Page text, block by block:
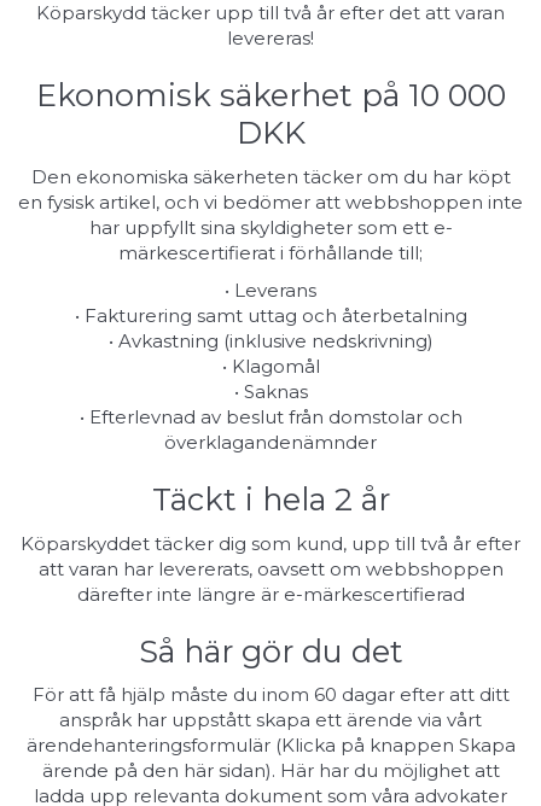
Köparskydd täcker upp till två år efter det att varan
levereras!
Ekonomisk säkerhet på 10 000
DKK
Den ekonomiska säkerheten täcker om du har köpt
en fysisk artikel, och vi bedömer att webbshoppen inte
har uppfyllt sina skyldigheter som ett e-
märkescertifierat i förhållande till;
• Leverans
• Fakturering samt uttag och återbetalning
• Avkastning (inklusive nedskrivning)
• Klagomål
• Saknas
• Efterlevnad av beslut från domstolar och
överklagandenämnder
Täckt i hela 2 år
Köparskyddet täcker dig som kund, upp till två år efter
att varan har levererats, oavsett om webbshoppen
därefter inte längre är e-märkescertifierad
Så här gör du det
För att få hjälp måste du inom 60 dagar efter att ditt
anspråk har uppstått skapa ett ärende via vårt
ärendehanteringsformulär (Klicka på knappen Skapa
ärende på den här sidan). Här har du möjlighet att
ladda upp relevanta dokument som våra advokater